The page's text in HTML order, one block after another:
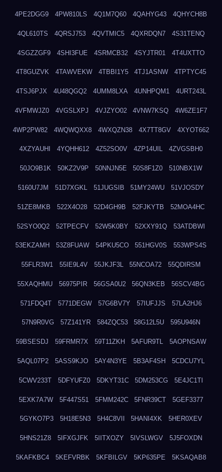
4PE2DGG9 4PW810LS 4Q1M7Q60 4QAHYG43 4QHYCH8B
4QL610TS 4QRSJ753 4QVTMIC5 4QXRDQN7 4S31TENQ
4SGZZGF9 4SHI3FUE 4SRMCB32 4SYJTR01 4T4UXTTO
4T8GUZVK 4TAWVEKW 4TBBI1Y5 4TJ1ASNW 4TPTYC45
4TSJ6PJX 4U48QGQ2 4UMM8LXA 4UNHPQM1 4URT243L
4VFMWJZ0 4VGSLXPJ 4VJZYO02 4VNW7KSQ 4W6ZE1F7
4WP2PW82 4WQWQXX8 4WXQZN38 4X7TT8GV 4XYOT662
4XZYAUHI 4YQHH612 4Z52SO0V 4ZP14UIL 4ZVGSBH0
50JO9B1K 50KZ2V9P 50NNJN5E 50S8F1Z0 510NBX1W
5160U7JM 51D7XGKL 51JUGSIB 51MY24WU 51VJOSDY
51ZE8MKB 522X4O28 52D4GH9B 52FJKYTB 52MOA4HC
52SYO0Q2 52TPECFV 52W5K0BY 52XXY91Q 53ATDBWI
53EKZAMH 53Z8FUAW 54PKU5CO 551HGV0S 553WPS4S
55FLR3W1 55IE9L4V 55JKJF3L 55NCOA72 55QDIRSM
55XAQHMU 56975PIR 56GSA0U2 56QN3KEB 56SCV4BG
571FDQ4T 5771DEGW 57G6BV7Y 57IUFJJS 57LA2HJ6
57N9R0VG 57Z141YR 584ZQC53 58G12L5U 595U946N
59BSESDJ 59FRMR7X 59T11ZKH 5AFUR9TL 5AOPNSAW
5AQL07P2 5ASS9KJO 5AY4N3YE 5B3AF4SH 5CDCU7YL
5CWV233T 5DFYUFZ0 5DKYT31C 5DM253CG 5E4JC1TI
5EXK7A7W 5F447S51 5FMM242C 5FNR39CT 5GEF3377
5GYKO7P3 5H18E5N3 5H4C8VII 5HANI4XK 5HER0XEV
5HNS21Z8 5IFXGJFK 5IITXOZY 5IVSLWGV 5J5FOXDN
5KAFKBC4 5KEFVRBK 5KFBILGV 5KP635PE 5KSAQAB8